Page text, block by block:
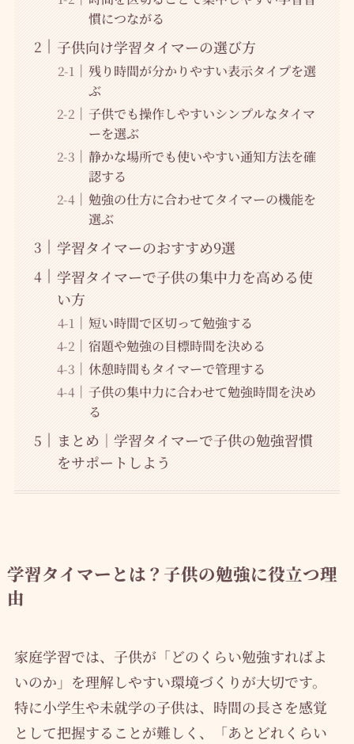
慣につながる
子供向け学習タイマーの選び方
残り時間が分かりやすい表示タイプを選
ぶ
子供でも操作しやすいシンプルなタイマ
ーを選ぶ
静かな場所でも使いやすい通知方法を確
認する
勉強の仕方に合わせてタイマーの機能を
選ぶ
学習タイマーのおすすめ9選
学習タイマーで子供の集中力を高める使
い方
短い時間で区切って勉強する
宿題や勉強の目標時間を決める
休憩時間もタイマーで管理する
子供の集中力に合わせて勉強時間を決め
る
まとめ｜学習タイマーで子供の勉強習慣
をサポートしよう
学習タイマーとは？子供の勉強に役立つ理
由
家庭学習では、子供が「どのくらい勉強すればよ
いのか」を理解しやすい環境づくりが大切です。
特に小学生や未就学の子供は、時間の長さを感覚
として把握することが難しく、「あとどれくらい